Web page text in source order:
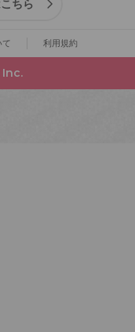
ちら
て 利用規約